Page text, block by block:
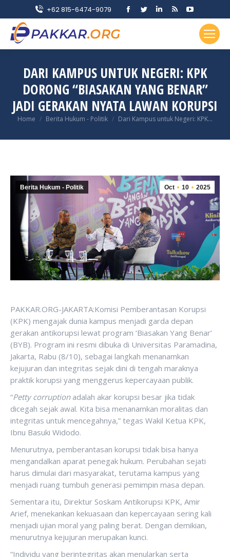
+62 815-6474-9079
Facebook
in
window
Twitter
in
window
Linkedin
in
window
Rss
opens
in
window
YouTube
page
opens
in
window
DARI KAMPUS UNTUK NEGERI: KPK
DORONG “BIASAKAN YANG BENAR”
JADI GERAKAN NYATA LAWAN KORUPSI
You are here:
Home Berita Hukum - Politik Dari Kampus untuk Negeri: KPK…
Oct 10 2025
Berita Hukum - Politik
PAKKAR.ORG-JAKARTA:Komisi Pemberantasan Korupsi
(KPK) mengajak dunia kampus menjadi garda depan
gerakan antikorupsi lewat program ‘Biasakan Yang Benar’
(BYB). Program ini resmi dibuka di Universitas Paramadina,
Jakarta, Rabu (8/10), sebagai langkah menanamkan
kejujuran dan integritas sejak dini di tengah maraknya
praktik korupsi yang menggerus kepercayaan publik.
“Petty corruption adalah akar korupsi besar jika tidak
dicegah sejak awal. Kita bisa menanamkan moralitas dan
integritas untuk mencegahnya,” tegas Wakil Ketua KPK,
Ibnu Basuki Widodo.
Menurutnya, pemberantasan korupsi tidak bisa hanya
mengandalkan aparat penegak hukum. Perubahan sejati
harus dimulai dari masyarakat, terutama kampus yang
menjadi ruang tumbuh generasi pemimpin masa depan.
Sementara itu, Direktur Soskam Antikorupsi KPK, Amir
Arief, menekankan kekuasaan dan kepercayaan sering kali
menjadi ujian moral yang paling berat. Dengan demikian,
menurutnya kejujuran merupakan kunci.
“Individu yang berintegritas akan menularkan serta